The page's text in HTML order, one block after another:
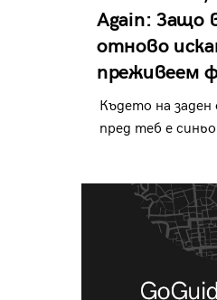
Again: Защо
отново
преживеем
Където на заден
пред теб е